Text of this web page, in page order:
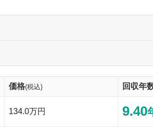
価格(税込) 回収年
134.0万円 9.40